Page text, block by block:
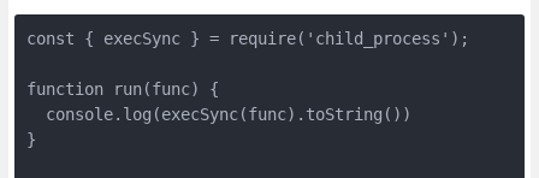
const { execSync } = require('child_process');
function run(func) {
  console.log(execSync(func).toString())
}